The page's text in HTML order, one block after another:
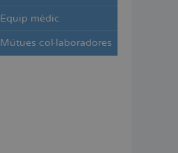
Equip mèdic
Mútues col·laboradores